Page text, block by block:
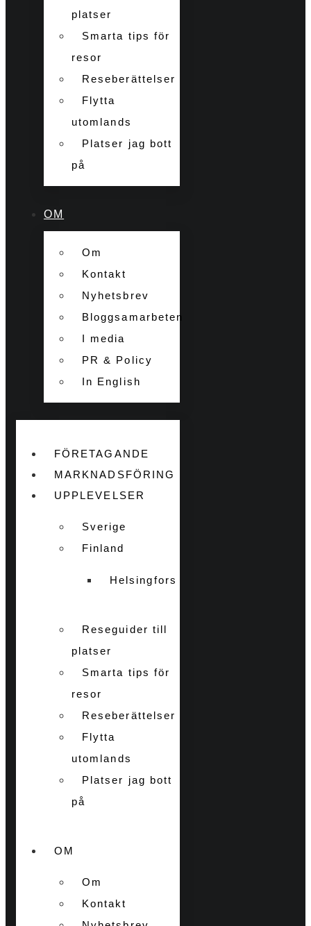
platser
Smarta tips för
resor
Reseberättelser
Flytta
utomlands
Platser jag bott
på
OM
Om
Kontakt
Nyhetsbrev
Bloggsamarbeten
I media
PR & Policy
In English
FÖRETAGANDE
MARKNADSFÖRING
UPPLEVELSER
Sverige
Finland
Helsingfors
Reseguider till
platser
Smarta tips för
resor
Reseberättelser
Flytta
utomlands
Platser jag bott
på
OM
Om
Kontakt